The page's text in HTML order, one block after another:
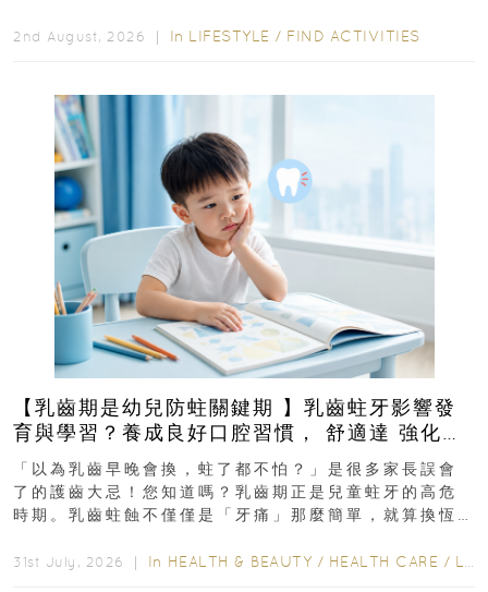
2nd August, 2026 ｜ In LIFESTYLE / FIND ACTIVITIES
【乳齒期是幼兒防蛀關鍵期 】乳齒蛀牙影響發
育與學習？養成良好口腔習慣， 舒適達 強化琺
瑯質 兒童牙膏防護指南
「以為乳齒早晚會換，蛀了都不怕？」是很多家長誤會
了的護齒大忌！您知道嗎？乳齒期正是兒童蛀牙的高危
時期。乳齒蛀蝕不僅僅是「牙痛」那麼簡單，就算換恆
31st July, 2026 ｜ In HEALTH & BEAUTY / HEALTH CARE / LIFESTYLE